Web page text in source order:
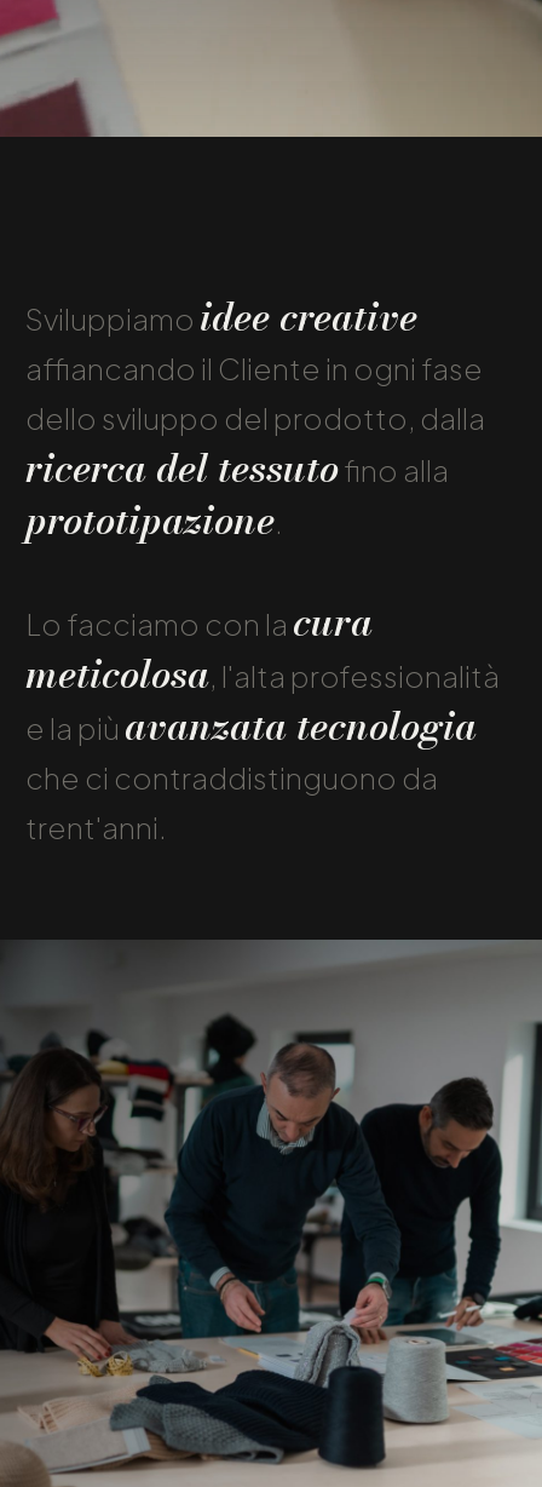
Sviluppiamo idee creative
affiancando il Cliente in ogni fase
dello sviluppo del prodotto, dalla
ricerca del tessutofino alla
prototipazione.
Lo facciamo con la cura
meticolosa, l'alta professionalità
e la più avanzata tecnologia
che ci contraddistinguono da
trent'anni.